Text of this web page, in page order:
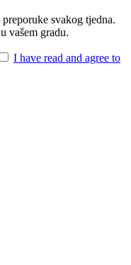
svakog tjedna.
vašem gradu.
I have read and agree to